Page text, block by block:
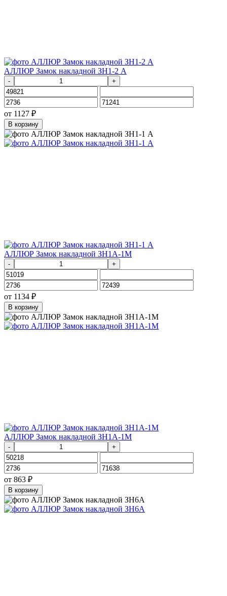
АЛЛЮР Замок накладной ЗН1-2 А
- +
от 1127 ₽
В корзину
АЛЛЮР Замок накладной ЗН1А-1М
- +
от 1134 ₽
В корзину
АЛЛЮР Замок накладной ЗН1А-1М
- +
от 863 ₽
В корзину